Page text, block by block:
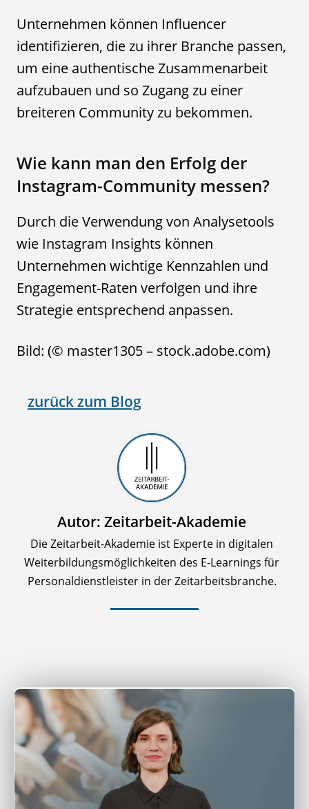
Unternehmen können Influencer
identifizieren, die zu ihrer Branche passen,
um eine authentische Zusammenarbeit
aufzubauen und so Zugang zu einer
breiteren Community zu bekommen.
Wie kann man den Erfolg der
Instagram-Community messen?
Durch die Verwendung von Analysetools
wie Instagram Insights können
Unternehmen wichtige Kennzahlen und
Engagement-Raten verfolgen und ihre
Strategie entsprechend anpassen.
Bild: (© master1305 – stock.adobe.com)
zurück zum Blog
Autor: Zeitarbeit-Akademie
Die Zeitarbeit-Akademie ist Experte in digitalen
Weiterbildungsmöglichkeiten des E-Learnings für
Personaldienstleister in der Zeitarbeitsbranche.